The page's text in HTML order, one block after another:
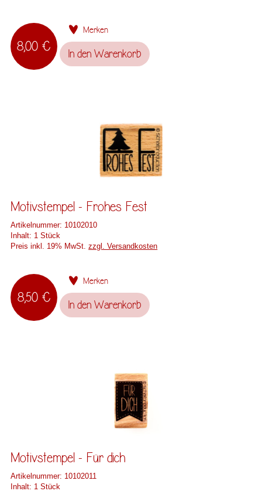
8,00 €
Merken
In den Warenkorb
Motivstempel - Frohes Fest
Artikelnummer: 10102010
Inhalt: 1 Stück
Preis inkl. 19% MwSt.zzgl. Versandkosten
8,50 €
Merken
In den Warenkorb
Motivstempel - Für dich
Artikelnummer: 10102011
Inhalt: 1 Stück